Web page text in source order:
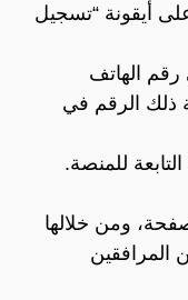
أيقونة “تسجيل
الهاتف
ذلك الرقم في
للمنصة.
ومن خلالها
المرافقين